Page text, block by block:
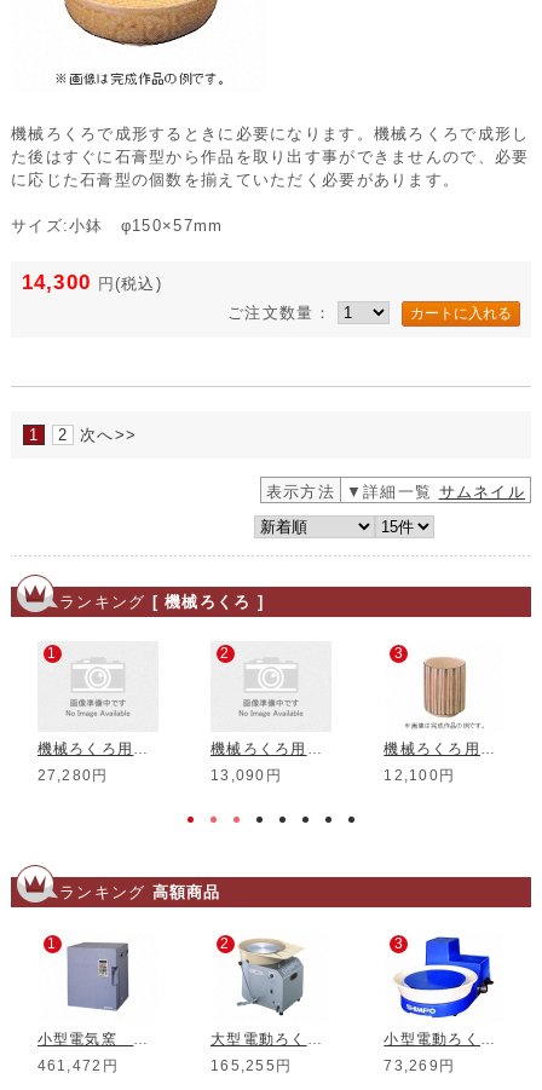
機械ろくろで成形するときに必要になります。機械ろくろで成形し
た後はすぐに石膏型から作品を取り出す事ができませんので、必要
に応じた石膏型の個数を揃えていただく必要があります。
サイズ:小鉢 φ150×57mm
14,300 円 (税込)
ご注文数量：
1 2 次へ>>
表示方法 ▼詳細一覧 サムネイル
ランキング [ 機械ろくろ ]
1
機械ろくろ用 輪シッタ (I型/O型用)
27,280円
2
機械ろくろ用 コテ (通常用)
13,090円
3
機械ろくろ用 石膏型 切立湯呑 大 5個組
12,100円
ランキング 高額商品
1
小型電気窯 DMT-01
461,472円
2
大型電動ろくろ RK-3D
165,255円
3
小型電動ろくろ RK-5T
73,269円